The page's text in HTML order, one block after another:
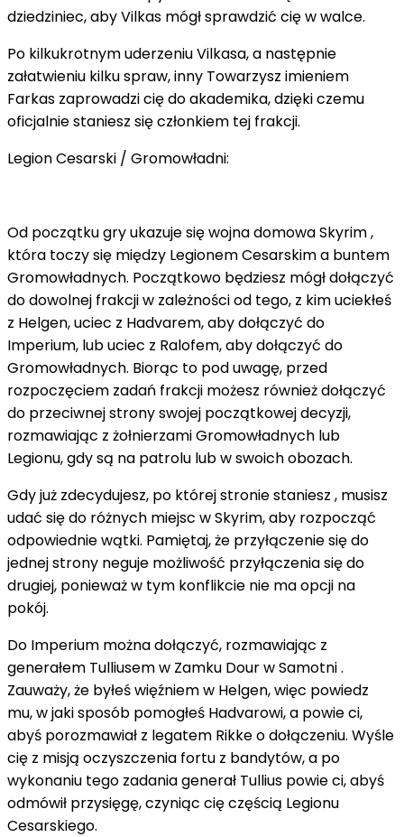
dziedziniec, aby Vilkas mógł sprawdzić cię w walce.
Po kilkukrotnym uderzeniu Vilkasa, a następnie
załatwieniu kilku spraw, inny Towarzysz imieniem
Farkas zaprowadzi cię do akademika, dzięki czemu
oficjalnie staniesz się członkiem tej frakcji.
Legion Cesarski / Gromowładni:
Od początku gry ukazuje się wojna domowa Skyrim ,
która toczy się między Legionem Cesarskim a buntem
Gromowładnych. Początkowo będziesz mógł dołączyć
do dowolnej frakcji w zależności od tego, z kim uciekłeś
z Helgen, uciec z Hadvarem, aby dołączyć do
Imperium, lub uciec z Ralofem, aby dołączyć do
Gromowładnych. Biorąc to pod uwagę, przed
rozpoczęciem zadań frakcji możesz również dołączyć
do przeciwnej strony swojej początkowej decyzji,
rozmawiając z żołnierzami Gromowładnych lub
Legionu, gdy są na patrolu lub w swoich obozach.
Gdy już zdecydujesz, po której stronie staniesz , musisz
udać się do różnych miejsc w Skyrim, aby rozpocząć
odpowiednie wątki. Pamiętaj, że przyłączenie się do
jednej strony neguje możliwość przyłączenia się do
drugiej, ponieważ w tym konflikcie nie ma opcji na
pokój.
Do Imperium można dołączyć, rozmawiając z
generałem Tulliusem w Zamku Dour w Samotni .
Zauważy, że byłeś więźniem w Helgen, więc powiedz
mu, w jaki sposób pomogłeś Hadvarowi, a powie ci,
abyś porozmawiał z legatem Rikke o dołączeniu. Wyśle
cię z misją oczyszczenia fortu z bandytów, a po
wykonaniu tego zadania generał Tullius powie ci, abyś
odmówił przysięgę, czyniąc cię częścią Legionu
Cesarskiego.